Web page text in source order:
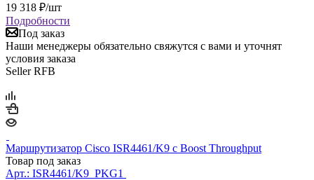
19 318 ₽/шт
Подробности
Под заказ
Наши менеджеры обязательно свяжутся с вами и уточнят
условия заказа
Seller RFB
Маршрутизатор Cisco ISR4461/K9 c Boost Throughput
Товар под заказ
Арт.: ISR4461/K9_PKG1